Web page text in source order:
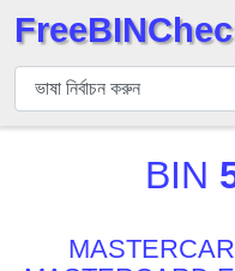
বিন
যাচাইকারী
BIN